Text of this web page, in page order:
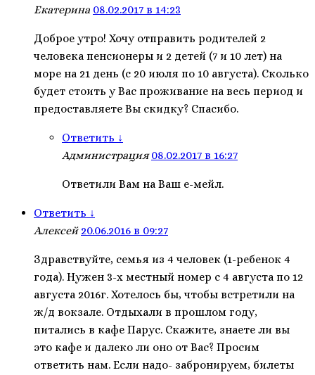
Екатерина 08.02.2017 в 14:23
Доброе утро! Хочу отправить родителей 2
человека пенсионеры и 2 детей (7 и 10 лет) на
море на 21 день (с 20 июля по 10 августа). Сколько
будет стоить у Вас проживание на весь период и
предоставляете Вы скидку? Спасибо.
Ответить ↓
Администрация08.02.2017 в 16:27
Ответили Вам на Ваш е-мейл.
Ответить ↓
Алексей20.06.2016 в 09:27
Здравствуйте, семья из 4 человек (1-ребенок 4
года). Нужен 3-х местный номер с 4 августа по 12
августа 2016г. Хотелось бы, чтобы встретили на
ж/д вокзале. Отдыхали в прошлом году,
питались в кафе Парус. Скажите, знаете ли вы
это кафе и далеко ли оно от Вас? Просим
ответить нам. Если надо- забронируем, билеты